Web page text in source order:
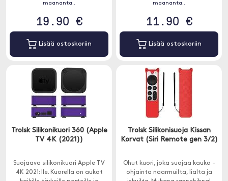
maananta..
19.90 €
Lisää ostoskoriin
maananta..
11.90 €
Lisää ostoskoriin
Trolsk Silikonikuori 360 (Apple
TV 4K (2021))
Suojaava silikonikuori Apple TV
4K 2021: lle. Kuorella on aukot
Trolsk Silikonisuoja Kissan
Korvat (Siri Remote gen 3/2)
Ohut kuori, joka suojaa kauko -
ohjainta naarmuilta, lialta ja